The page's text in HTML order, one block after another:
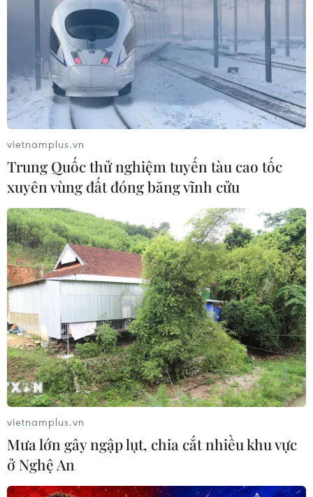
vietnamplus.vn
Trung Quốc thử nghiệm tuyến tàu cao tốc
xuyên vùng đất đóng băng vĩnh cửu
vietnamplus.vn
Mưa lớn gây ngập lụt, chia cắt nhiều khu vực
ở Nghệ An